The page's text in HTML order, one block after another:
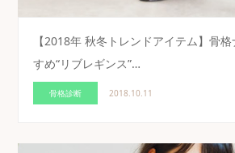
【2018年 秋冬トレンドアイテム】骨
すめ“リブレギンス”…
骨格診断 2018.10.11